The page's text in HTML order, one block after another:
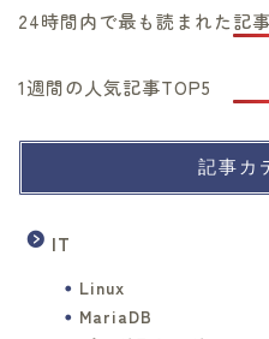
24時間内で最も読まれた記事
1週間の人気記事TOP5
記事カ
IT
Linux
MariaDB